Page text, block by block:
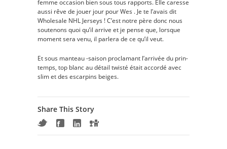
femme occasion bien sous tous rapports. Elle caresse
aussi rêve de jouer jour pour Wes . Je te l’avais dit
Wholesale NHL Jerseys ! C’est notre père donc nous
soutenons quoi qu’il arrive et je pense que, lorsque
moment sera venu, il parlera de ce qu’il veut.
Et sous manteau -saison procla­mant l’ar­ri­vée du prin­
temps, top blanc au détail twisté était accordé avec
slim et des escar­pins beiges.
Share This Story